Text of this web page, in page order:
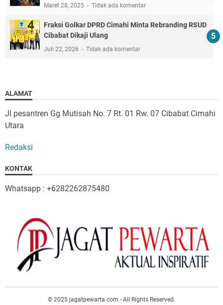
Maret 28, 2025 Tidak ada komentar
Fraksi Golkar DPRD Cimahi Minta Rebranding RSUD
Cibabat Dikaji Ulang
Juli 22, 2026 Tidak ada komentar
ALAMAT
Jl pesantren Gg Mutisah No. 7 Rt. 01 Rw. 07 Cibabat Cimahi
Utara
Redaksi
KONTAK
Whatsapp : +6282262875480
© 2025 jagatpewarta.com - All Rights Reserved.